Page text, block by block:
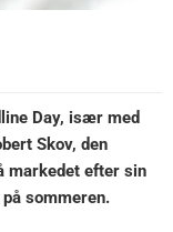
Day, især med
Skov, den
markedet efter sin
sommeren.